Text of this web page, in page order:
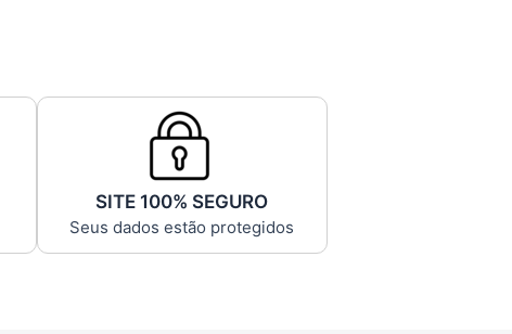
SITE 100% SEGURO
Seus dados estão protegidos